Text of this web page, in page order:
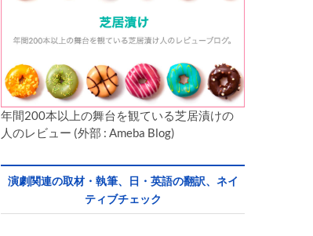
年間200本以上の舞台を観ている芝居漬けの
人のレビュー (外部 : Ameba Blog)
演劇関連の取材・執筆、日・英語の翻訳、ネイ
ティブチェック